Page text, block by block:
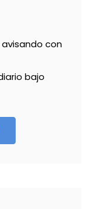
con
bajo